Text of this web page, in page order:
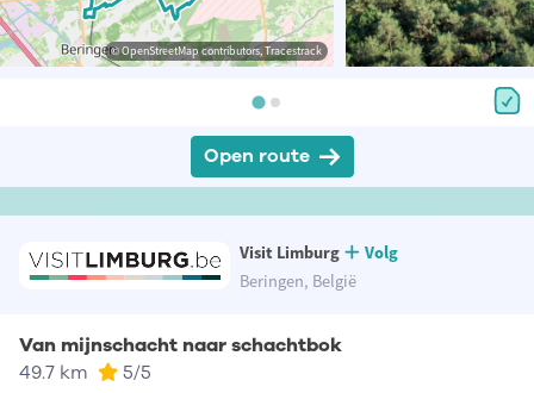
© OpenStreetMap contributors, Tracestrack
Open route
Visit Limburg
Volg
Beringen, België
Van mijnschacht naar schachtbok
49.7 km 5/5